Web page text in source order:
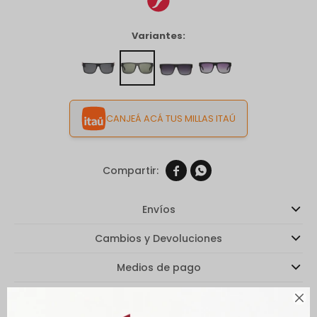

Variantes:
CANJEÁ ACÁ TUS MILLAS ITAÚ
 
Envíos
Cambios y Devoluciones
Medios de pago